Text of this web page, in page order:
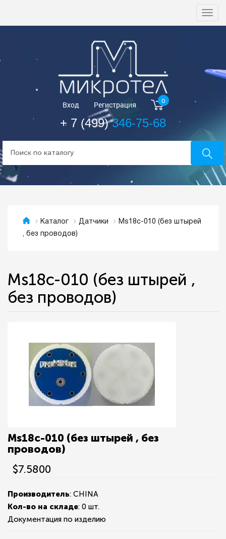
Вход Регистрация 0
+ 7 (499)346-75-68
Каталог Датчики
Ms18c-010 (без штырей
, без проводов)
Ms18c-010 (без штырей ,
без проводов)
Ms18c-010 (без штырей , без
проводов)
$7.5800
Производитель: CHINA
Кол-во на складе: 0 шт.
Документация по изделию